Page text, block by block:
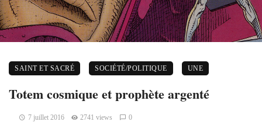
SAINT ET SACRÉ SOCIÉTÉ/POLITIQUE UNE
Totem cosmique et prophète argenté
7 juillet 2016 2741 views 0